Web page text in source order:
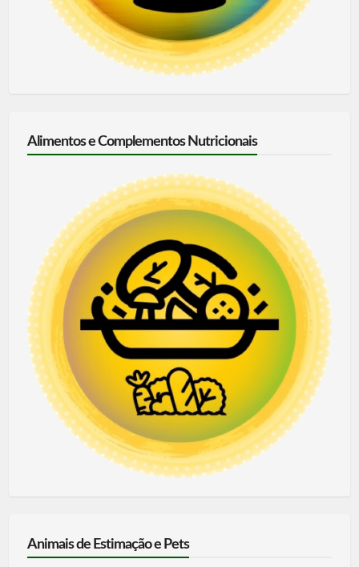
Alimentos e Complementos Nutricionais
Animais de Estimação e Pets